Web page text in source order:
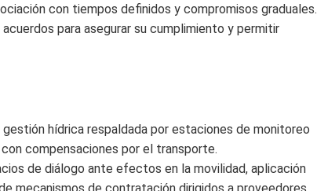
con tiempos definidos y compromisos graduales.
para asegurar su cumplimiento y permitir
hídrica respaldada por estaciones de monitoreo
compensaciones por el transporte.
de diálogo ante efectos en la movilidad, aplicación